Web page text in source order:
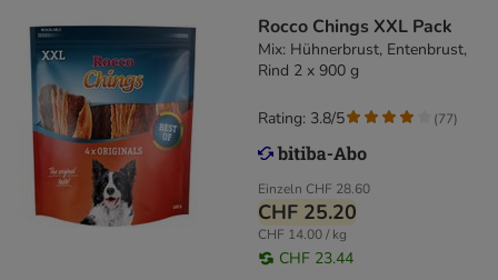
Rocco Chings XXL Pack
Mix: Hühnerbrust, Entenbrust,
Rind 2 x 900 g
Einzeln CHF 28.60
CHF 25.20
CHF 14.00 / kg
CHF 23.44
Rating: 3.8/5 (77)